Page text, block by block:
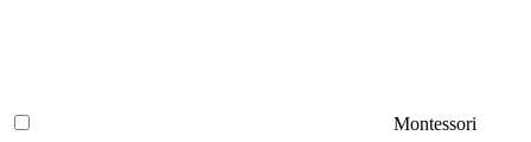
Montessori